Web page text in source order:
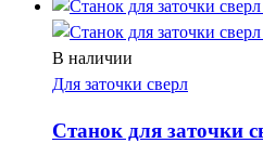
В наличии
Для заточки сверл
Станок для заточки